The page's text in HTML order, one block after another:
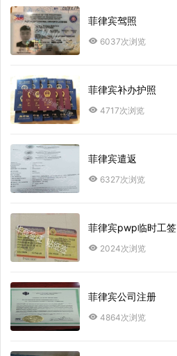
菲律宾驾照
6037次浏览
菲律宾补办护照
4717次浏览
菲律宾遣返
6327次浏览
菲律宾pwp临时工签
2024次浏览
菲律宾公司注册
4864次浏览